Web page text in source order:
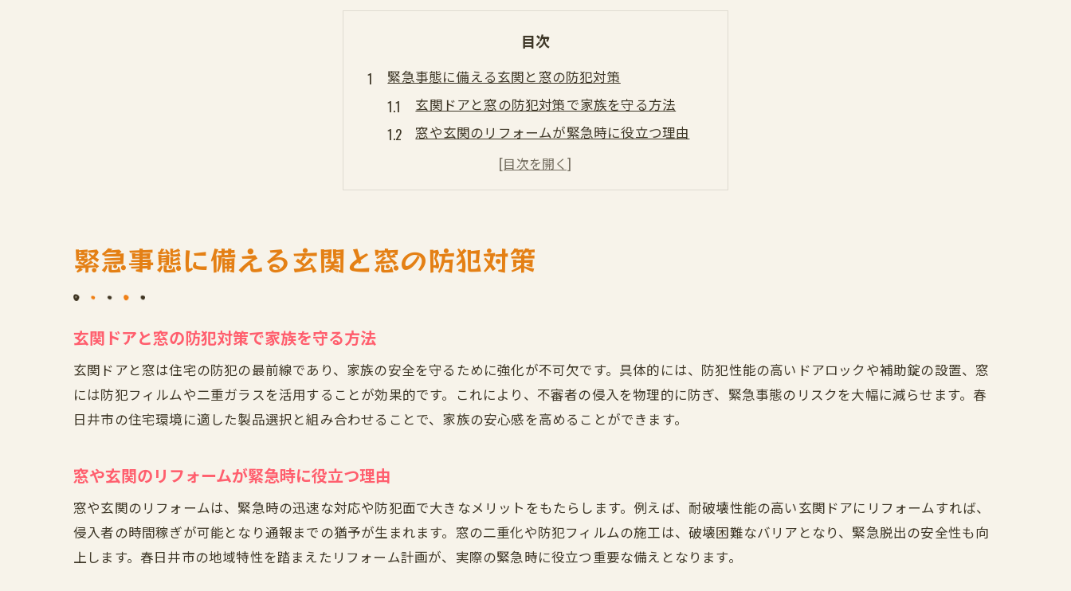
目次
緊急事態に備える玄関と窓の防犯対策
玄関ドアと窓の防犯対策で家族を守る方法
窓や玄関のリフォームが緊急時に役立つ理由
防犯対策の基本ポイントと春日井市での実践法
名古屋市緑区の事例に学ぶ最新防犯対策の知識
春日井市で実践できる具体的な防犯対策ガイド
春日井市の安心を守るリフォーム実践法
名古屋市緑区で注目の防犯リフォーム事例
家族の安心につながるリフォーム対策提案
窓や玄関ドアの強化で安全な暮らしへ
玄関ドアリフォームで得られる安心感とは
春日井市の住まいを守る強化ポイント
緊急事態に備える玄関と窓の防犯対策
玄関ドアと窓の防犯対策で家族を守る方法
玄関ドアと窓は住宅の防犯の最前線であり、家族の安全を守るために強化が不可欠です。具体的には、防犯性能の高いドアロックや補助錠の設置、窓
には防犯フィルムや二重ガラスを活用することが効果的です。これにより、不審者の侵入を物理的に防ぎ、緊急事態のリスクを大幅に減らせます。春
日井市の住宅環境に適した製品選択と組み合わせることで、家族の安心感を高めることができます。
窓や玄関のリフォームが緊急時に役立つ理由
窓や玄関のリフォームは、緊急時の迅速な対応や防犯面で大きなメリットをもたらします。例えば、耐破壊性能の高い玄関ドアにリフォームすれば、
侵入者の時間稼ぎが可能となり通報までの猶予が生まれます。窓の二重化や防犯フィルムの施工は、破壊困難なバリアとなり、緊急脱出の安全性も向
上します。春日井市の地域特性を踏まえたリフォーム計画が、実際の緊急時に役立つ重要な備えとなります。